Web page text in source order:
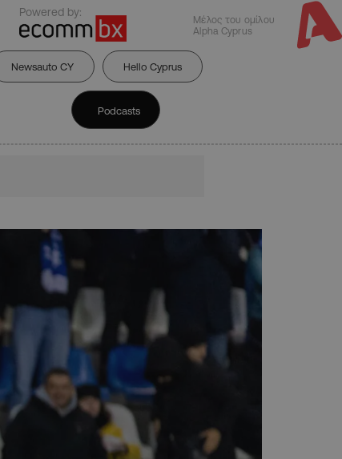
Powered by:
Μέλος του ομίλου
Alpha Cyprus
Newsauto CY Hello Cyprus
Podcasts